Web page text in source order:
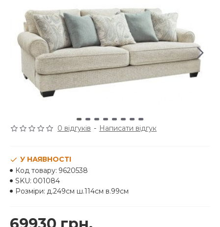
0 відгуків - Написати відгук
У НАЯВНОСТІ
Код товару: 9620538
SKU: 001084
Розміри: д.249см ш.114см в.99см